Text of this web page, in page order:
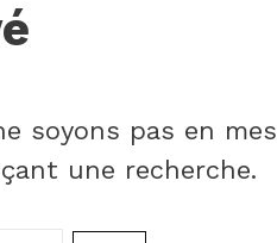
soyons pas en
une recherche.